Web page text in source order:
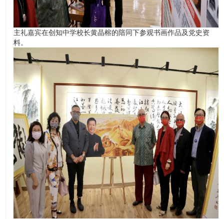
主礼嘉宾在创知中学校长黄晶榕的隌同下参观书画作品及党史资
料。